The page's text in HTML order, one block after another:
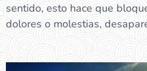
sentido, esto hace que
dolores o molestias,